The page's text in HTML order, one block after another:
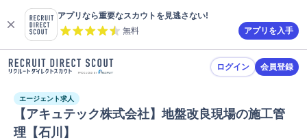
アプリなら重要なスカウトを見逃さない!
無料
アプリを入手
ログイン 会員登録
エージェント求人
【アキュテック株式会社】地盤改良現場の施工管
理【石川】